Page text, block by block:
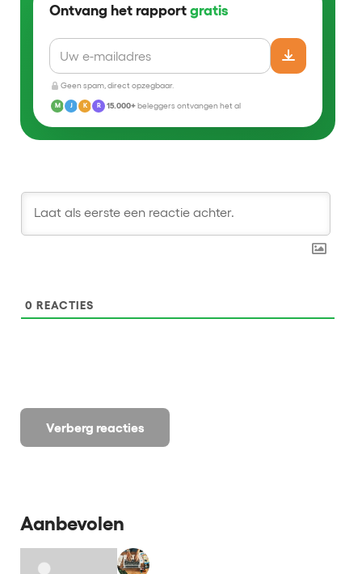
Ontvang het rapport gratis
Geen spam, direct opzegbaar.
M J K R 15.000+beleggers ontvangen het al
Verberg reacties
0 REACTIES
Aanbevolen